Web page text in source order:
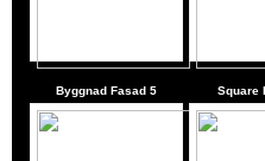
Byggnad Fasad 5 Square